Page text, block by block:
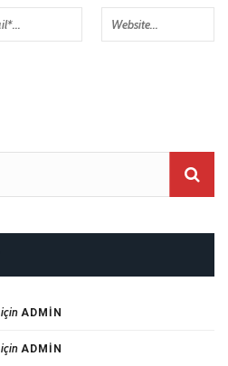
için ADMIN
için ADMIN